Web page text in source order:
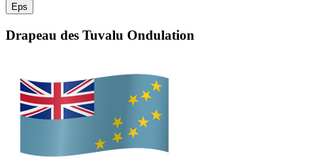
Eps
Drapeau des Tuvalu Ondulation